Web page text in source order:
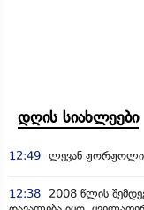
დღის სიახლეები
12:49 ლევან
12:38
2008 წლის